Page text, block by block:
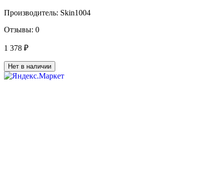
Производитель: Skin1004
Отзывы: 0
1 378 ₽
Нет в наличии